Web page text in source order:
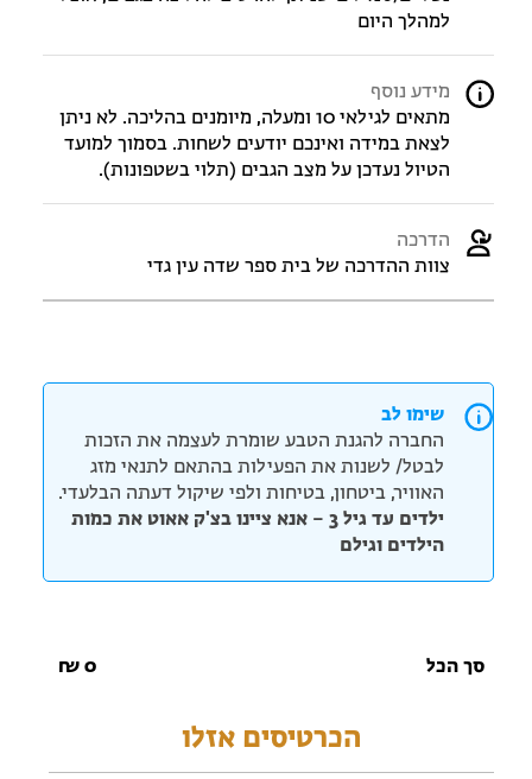
למהלך היום
מידע נוסף
מתאים לגילאי 10 ומעלה, מיומנים בהליכה. לא ניתן
לצאת במידה ואינכם יודעים לשחות. בסמוך למועד
הטיול נעדכן על מצב הגבים (תלוי בשטפונות).
הדרכה
צוות ההדרכה של בית ספר שדה עין גדי
שימו לב
החברה להגנת הטבע שומרת לעצמה את הזכות
לבטל/ לשנות את הפעילות בהתאם לתנאי מזג
האוויר, ביטחון, בטיחות ולפי שיקול דעתה הבלעדי.
ילדים עד גיל 3 – אנא ציינו בצ'ק אאוט את כמות
הילדים וגילם
סך הכל 0
₪
הכרטיסים אזלו